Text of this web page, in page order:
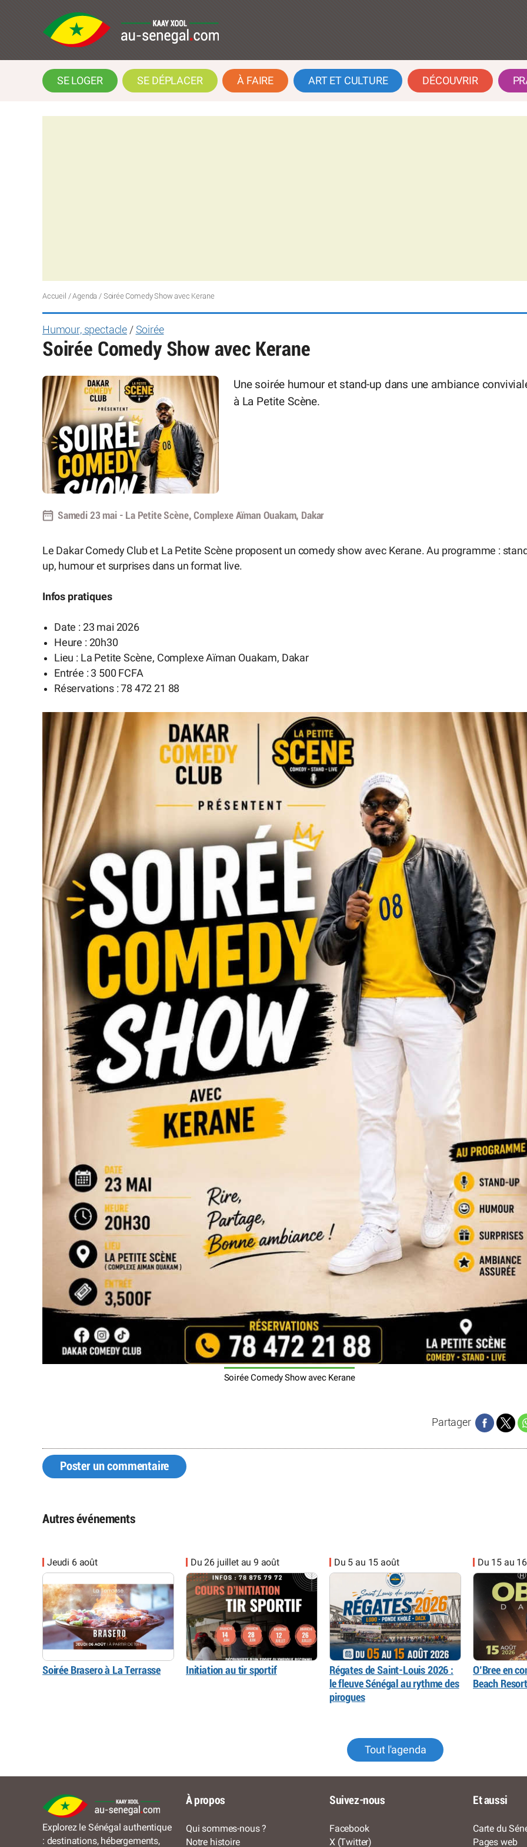
SE LOGER SE DÉPLACER À FAIRE ART ET CULTURE DÉCOUVRIR
Accueil /Agenda / Soirée Comedy Show avec Kerane
Humour, spectacle / Soirée
Soirée Comedy Show avec Kerane
Une soirée humour et stand-up dans une ambiance
à La Petite Scène.
Samedi 23 mai - La Petite Scène, Complexe Aïman Ouakam, Dakar
Le Dakar Comedy Club et La Petite Scène proposent un comedy show avec Kerane. Au programme :
up, humour et surprises dans un format live.
Infos pratiques
Date : 23 mai 2026
Heure : 20h30
Lieu : La Petite Scène, Complexe Aïman Ouakam, Dakar
Entrée : 3 500 FCFA
Réservations : 78 472 21 88
Soirée Comedy Show avec Kerane
Partager
Poster un commentaire
Autres événements
Jeudi 6 août
Soirée Brasero à La Terrasse
Du 26 juillet au 9 août
Initiation au tir sportif
Du 5 au 15 août
Régates de Saint-Louis 2026 :
le fleuve Sénégal au rythme des
pirogues
Du 15 au
O’Bree en
Beach Resort
Tout l'agenda
Explorez le Sénégal authentique
: destinations, hébergements,
À propos
Qui sommes-nous ?
Notre histoire
Suivez-nous
Facebook
X (Twitter)
Et aussi
Carte du
Pages web